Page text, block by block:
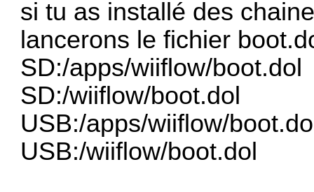
si tu as installé des
lancerons le fichier
SD:/apps/wiiflow/boot.dol
SD:/wiiflow/boot.dol
USB:/apps/wiiflow/
USB:/wiiflow/boot.dol